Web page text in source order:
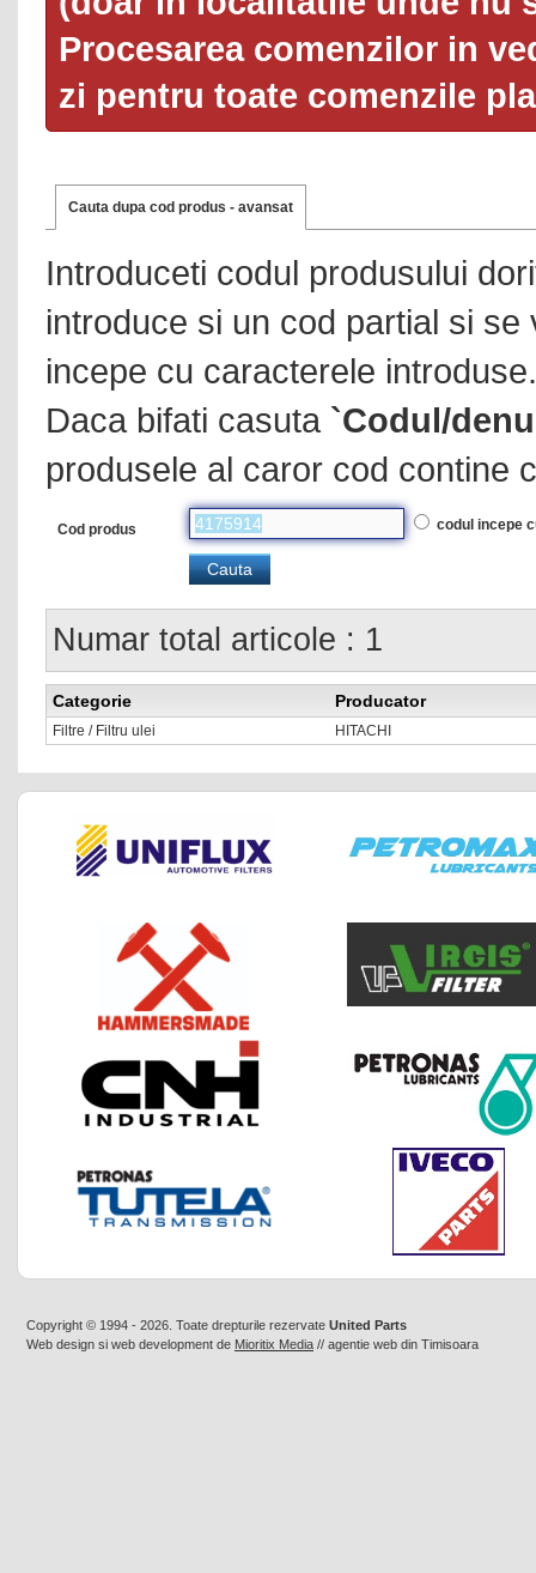
Procesarea comenzilor in
zi pentru toate comenzile
Cauta dupa cod produs - avansat
Introduceti codul produsului
introduce si un cod partial si
incepe cu caracterele introduse.
Daca bifati casuta `Codul/
produsele al caror cod contine
Cod produs codul incepe
Numar total articole : 1
Categorie Producator
Filtre / Filtru ulei HITACHI
Copyright © 1994 - 2026. Toate drepturile rezervate United Parts
Web design si web development de Mioritix Media // agentie web din Timisoara